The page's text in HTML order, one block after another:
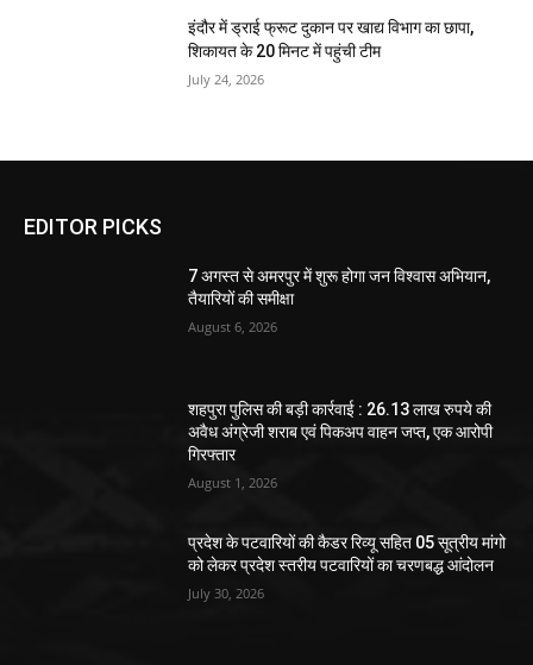
इंदौर में ड्राई फ्रूट दुकान पर खाद्य विभाग का छापा,
शिकायत के 20 मिनट में पहुंची टीम
July 24, 2026
EDITOR PICKS
7 अगस्त से अमरपुर में शुरू होगा जन विश्वास अभियान,
तैयारियों की समीक्षा
August 6, 2026
शहपुरा पुलिस की बड़ी कार्रवाई : 26.13 लाख रुपये की
अवैध अंग्रेजी शराब एवं पिकअप वाहन जप्त, एक आरोपी
गिरफ्तार
August 1, 2026
प्रदेश के पटवारियों की कैडर रिव्यू सहित 05 सूत्रीय मांगो
को लेकर प्रदेश स्तरीय पटवारियों का चरणबद्ध आंदोलन
July 30, 2026